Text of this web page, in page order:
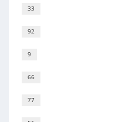
33
92
9
66
77